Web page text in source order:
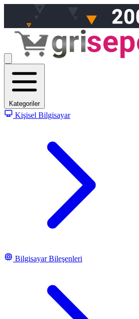
Kategoriler
Kişisel Bilgisayar
Bilgisayar Bileşenleri